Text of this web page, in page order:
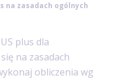
na zasadach ogólnych
plus dla
na zasadach
obliczenia wg